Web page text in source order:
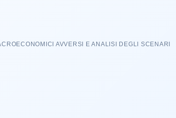
AVVERSI E ANALISI DEGLI SCENARI